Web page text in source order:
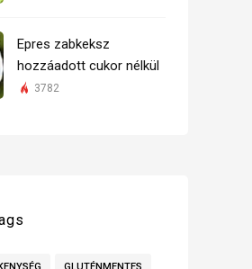
Epres zabkeksz
hozzáadott cukor nélkül
3782